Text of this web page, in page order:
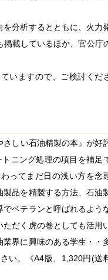
を分析するとともに、火力
掲載しているほか、官公庁
いますので、ご検討くだ
しい石油精製の本』が好
ニング処理の項目を補足
ってまだ日の浅い方を念
品を精製する方法、石油
ベテランと呼ばれるよう
だく虎の巻としても活用
界に興味のある学生・・
い。《A4版、 1,320円(送